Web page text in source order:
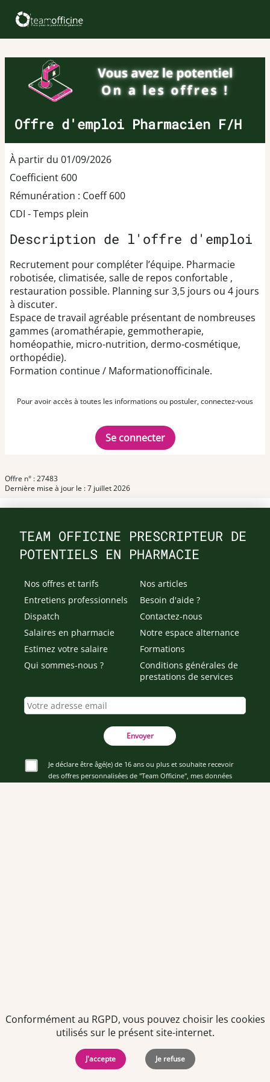
Offre d'emploi Pharmacien F/H
À partir du 01/09/2026
Coefficient 600
Rémunération : Coeff 600
CDI - Temps plein
Description de l'offre d'emploi
Recrutement pour compléter l’équipe. Pharmacie
robotisée, climatisée, salle de repos confortable ,
restauration possible. Planning sur 3,5 jours ou 4 jours
à discuter.
Espace de travail agréable présentant de nombreuses
gammes (aromathérapie, gemmotherapie,
homéopathie, micro-nutrition, dermo-cosmétique,
orthopédie).
Formation continue / Maformationofficinale.
Pour avoir accès à toutes les informations ou postuler, connectez-vous
Se connecter
Offre n° : 27483
Dernière mise à jour le : 7 juillet 2026
TEAM OFFICINE PRESCRIPTEUR DE
POTENTIELS EN PHARMACIE
Nos offres et tarifs
Entretiens professionnels
Dispatch
Salaires en pharmacie
Estimez votre salaire
Qui sommes-nous ?
Nos articles
Besoin d'aide ?
Contactez-nous
Notre espace alternance
Formations
Conditions générales de
prestations de services
Envoyer
Je déclare être âgé(e) de 16 ans ou plus et souhaite recevoir
des offres personnalisées de "Team Officine", mes données
données
personnelles
Officine. Tous droits
réservés.
cookies
Conformément au RGPD, vous pouvez choisir les cookies
utilisés sur le présent site-internet.
J'accepte Je refuse